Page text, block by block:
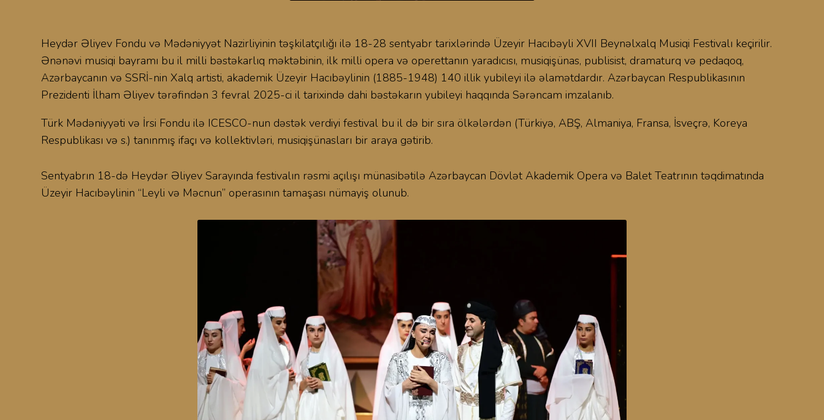
Heydər Əliyev Fondu və Mədəniyyət Nazirliyinin təşkilatçılığı ilə 18-28 sentyabr tarixlərində Üzeyir Hacıbəyli XVII Beynəlxalq Musiqi Festivalı keçirilir.
Ənənəvi musiqi bayramı bu il milli bəstəkarlıq məktəbinin, ilk milli opera və operettanın yaradıcısı, musiqişünas, publisist, dramaturq və pedaqoq,
Azərbaycanın və SSRİ-nin Xalq artisti, akademik Üzeyir Hacıbəylinin (1885-1948) 140 illik yubileyi ilə əlamətdardır. Azərbaycan Respublikasının
Prezidenti İlham Əliyev tərəfindən 3 fevral 2025-ci il tarixində dahi bəstəkarın yubileyi haqqında Sərəncam imzalanıb.
Türk Mədəniyyəti və İrsi Fondu ilə ICESCO-nun dəstək verdiyi festival bu il də bir sıra ölkələrdən (Türkiyə, ABŞ, Almaniya, Fransa, İsveçrə, Koreya
Respublikası və s.) tanınmış ifaçı və kollektivləri, musiqişünasları bir araya gətirib.
Sentyabrın 18-də Heydər Əliyev Sarayında festivalın rəsmi açılışı münasibətilə Azərbaycan Dövlət Akademik Opera və Balet Teatrının təqdimatında
Üzeyir Hacıbəylinin “Leyli və Məcnun” operasının tamaşası nümayiş olunub.